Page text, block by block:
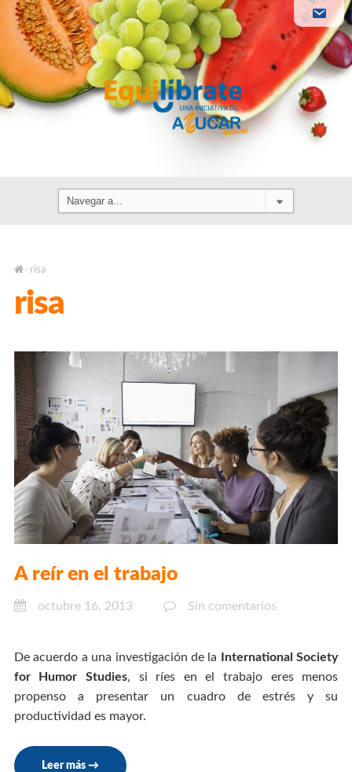
/ risa
risa
A reír en el trabajo
octubre 16, 2013 Sin comentarios
De acuerdo a una investigación de la
International Society
for Humor Studies, si ríes en el trabajo eres menos
propenso a presentar un cuadro de estrés y su
productividad es mayor.
Leer más →